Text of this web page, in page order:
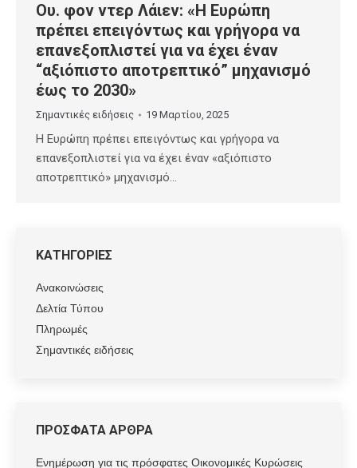
Ου. φον ντερ Λάιεν: «Η Ευρώπη
πρέπει επειγόντως και γρήγορα να
επανεξοπλιστεί για να έχει έναν
“αξιόπιστο αποτρεπτικό” μηχανισμό
έως το 2030»
Σημαντικές ειδήσεις 19 Μαρτίου, 2025
Η Ευρώπη πρέπει επειγόντως και γρήγορα να
επανεξοπλιστεί για να έχει έναν «αξιόπιστο
αποτρεπτικό» μηχανισμό…
ΚΑΤΗΓΟΡΙΕΣ
Ανακοινώσεις
Δελτία Τύπου
Πληρωμές
Σημαντικές ειδήσεις
ΠΡΟΣΦΑΤΑ ΑΡΘΡΑ
Ενημέρωση για τις πρόσφατες Οικονομικές Κυρώσεις